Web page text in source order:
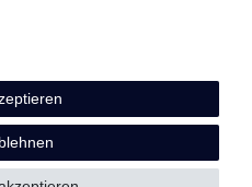
Rechte vorbehalten.